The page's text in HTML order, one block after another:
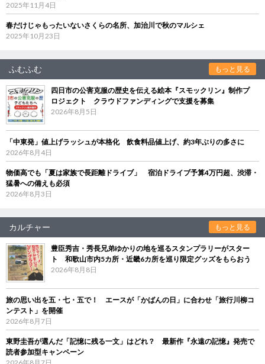
2025年11月4日
春だけじゃもったいないさくらの名所、加治川で秋のマルシェ
2025年10月23日
ふむふむ もっと見る
四日市の公害克服の歴史を伝える絵本『スモックリン』制作プ
ロジェクト クラウドファンディングで支援を募集
2026年8月5日
「中東発」値上げラッシュが本格化 飲食料品値上げ、約3年ぶりの多さに
2026年8月4日
物価高でも「夏は家族で長距離ドライブ」 宿泊ドライブ予算4万円超、渋滞・
猛暑への備えも必須
2026年8月3日
カルチャー もっと見る
豊臣秀吉・秀長兄弟ゆかりの地を巡るスタンプラリーがスター
ト 和歌山市内5カ所・近畿6カ所を巡り限定グッズをもらおう
2026年8月8日
旅の思い出を五・七・五で！ エースが「かばんの日」に合わせ「旅行川柳コ
ンテスト」を開催
2026年8月7日
東野圭吾が選んだ「記憶に残る一文」はどれ？ 最新作『永遠の記憶』発売で
読者参加型キャンペーン